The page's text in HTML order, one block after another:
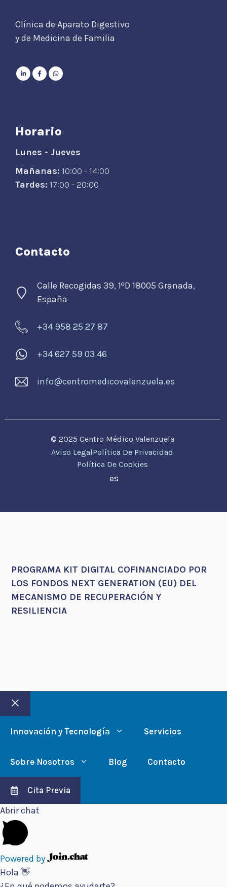
Clínica de Aparato Digestivo
y de Medicina de Familia
Horario
Lunes - Jueves
Mañanas: 10:00 - 14:00
Tardes: 17:00 - 20:00
Contacto
Calle Recogidas 39, 1ºD 18005 Granada,
España
+34 958 25 27 87
+34 627 59 03 46
info@centromedicovalenzuela.es
© 2025 Centro Médico Valenzuela
Aviso LegalPolítica De Privacidad
Política De Cookies
es
PROGRAMA KIT DIGITAL COFINANCIADO POR
LOS FONDOS NEXT GENERATION (EU) DEL
MECANISMO DE RECUPERACIÓN Y
RESILIENCIA
Cerrar
Innovación y Tecnología Servicios
Sobre Nosotros Blog Contacto
Cita Previa
Abrir chat
Powered by
Hola 👋